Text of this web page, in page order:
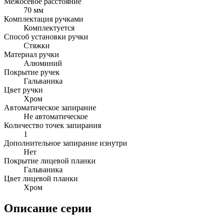
70 мм
Комплектация ручками
Комплектуется
Способ установки ручки
Стяжки
Материал ручки
Алюминий
Покрытие ручек
Гальваника
Цвет ручки
Хром
Автоматическое запирание
Не автоматическое
Количество точек запирания
1
Дополнительное запирание изнутри
Нет
Покрытие лицевой планки
Гальваника
Цвет лицевой планки
Хром
Описание серии